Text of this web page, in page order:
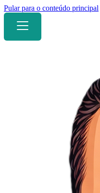
Pular para o conteúdo principal